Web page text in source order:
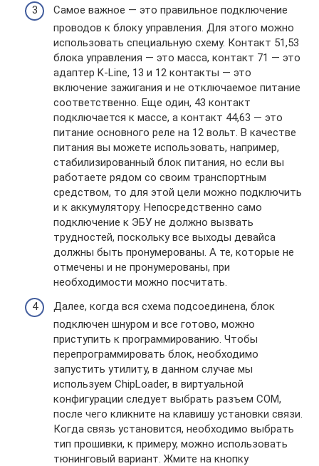
Самое важное — это правильное подключение
проводов к блоку управления. Для этого можно
использовать специальную схему. Контакт 51,53
блока управления — это масса, контакт 71 — это
адаптер K-Line, 13 и 12 контакты — это
включение зажигания и не отключаемое питание
соответственно. Еще один, 43 контакт
подключается к массе, а контакт 44,63 — это
питание основного реле на 12 вольт. В качестве
питания вы можете использовать, например,
стабилизированный блок питания, но если вы
работаете рядом со своим транспортным
средством, то для этой цели можно подключить
и к аккумулятору. Непосредственно само
подключение к ЭБУ не должно вызвать
трудностей, поскольку все выходы девайса
должны быть пронумерованы. А те, которые не
отмечены и не пронумерованы, при
необходимости можно посчитать.
Далее, когда вся схема подсоединена, блок
подключен шнуром и все готово, можно
приступить к программированию. Чтобы
перепрограммировать блок, необходимо
запустить утилиту, в данном случае мы
используем ChipLoader, в виртуальной
конфигурации следует выбрать разъем COM,
после чего кликните на клавишу установки связи.
Когда связь установится, необходимо выбрать
тип прошивки, к примеру, можно использовать
тюнинговый вариант. Жмите на кнопку